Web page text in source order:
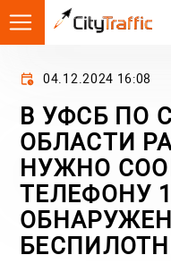
04.12.2024 16:08
В УФСБ ПО
ОБЛАСТИ
НУЖНО
ТЕЛЕФОНУ